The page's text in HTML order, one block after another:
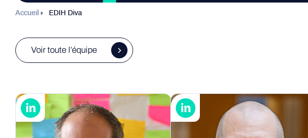
Accueil EDIH Diva
Voir toute l’équipe